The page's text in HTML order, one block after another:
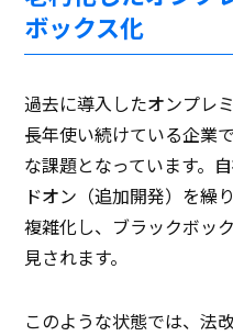
ボックス化
過去に導入したオンプレ
長年使い続けている企業
な課題となっています。
ドオン（追加開発）を繰
複雑化し、ブラックボッ
見されます。
このような状態では、法